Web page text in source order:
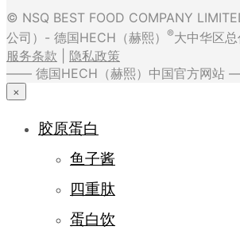
© NSQ BEST FOOD COMPANY
公司）- 德国HECH（赫熙）
®大中华区
服务条款
隐私政策
—— 德国HECH（赫熙）中国官方网站
×
胶原蛋白
鱼子酱
四重肽
蛋白饮